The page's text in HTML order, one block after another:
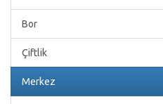
Bor
Çiftlik
Merkez